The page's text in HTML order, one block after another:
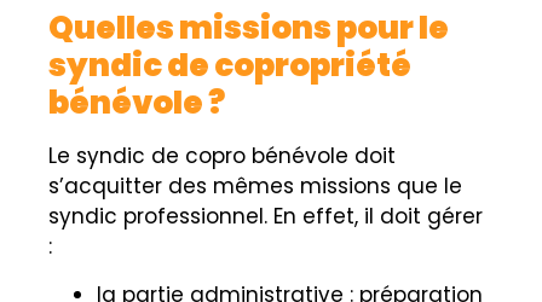
Quelles missions pour le
syndic de copropriété
bénévole ?
Le syndic de copro bénévole doit
s’acquitter des mêmes missions que le
syndic professionnel. En effet, il doit gérer
:
la partie administrative : préparation